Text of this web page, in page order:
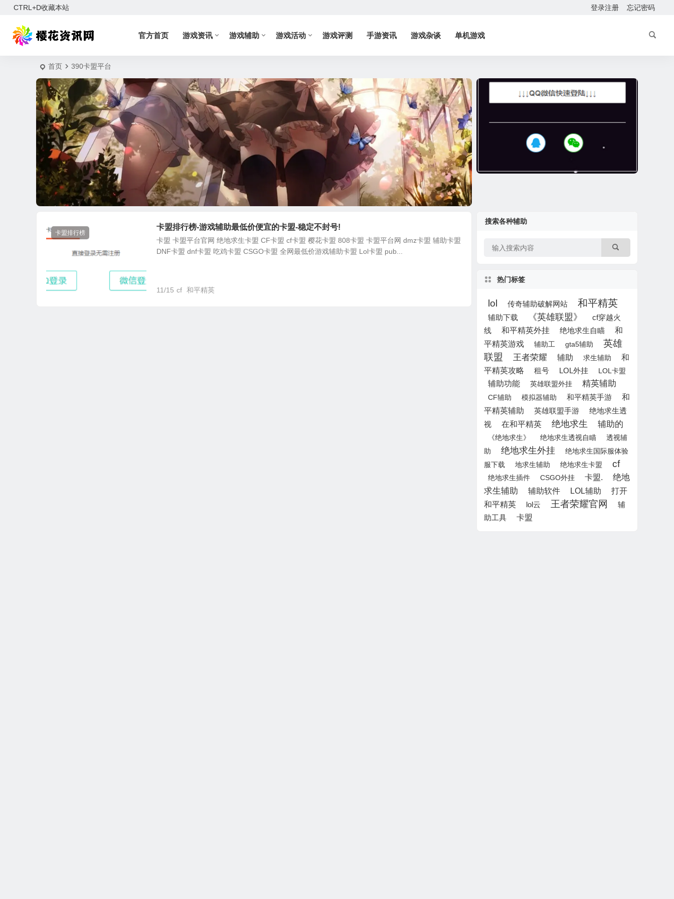
CTRL+D收藏本站 登录注册 忘记密码
官方首页 游戏资讯 游戏辅助 游戏活动 游戏评测 手游资讯 游戏杂谈 单机游戏
首页 390卡盟平台
卡盟排行榜
卡盟排行榜-游戏辅助最低价便宜的卡盟-稳定不封号!
卡盟 卡盟平台官网 绝地求生卡盟 CF卡盟 cf卡盟 樱花卡盟 808卡盟 卡盟平台网 dmz卡盟 辅助卡盟
DNF卡盟 dnf卡盟 吃鸡卡盟 CSGO卡盟 全网最低价游戏辅助卡盟 Lol卡盟 pub...
11/15 cf 和平精英
搜索各种辅助
热门标签
lol 传奇辅助破解网站 和平精英
辅助下载 《英雄联盟》
cf穿越火
线
和平精英外挂 绝地求生自瞄
和
平精英游戏
辅助工 gta5辅助
英雄
联盟
王者荣耀 辅助 求生辅助
和
平精英攻略
租号 LOL外挂 LOL卡盟
辅助功能 英雄联盟外挂 精英辅助
CF辅助 模拟器辅助 和平精英手游
和
平精英辅助
英雄联盟手游
绝地求生透
视
在和平精英 绝地求生 辅助的
《绝地求生》 绝地求生透视自瞄
透视辅
助
绝地求生外挂
绝地求生国际服体验
服下载
地求生辅助 绝地求生卡盟 cf
绝地求生插件 CSGO外挂 卡盟.
绝地
求生辅助
辅助软件 LOL辅助
打开
和平精英
lol云 王者荣耀官网
辅
助工具
卡盟